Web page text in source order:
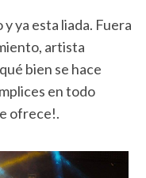
ya esta liada. Fuera
artista
qué bien se hace
en todo
ofrece!.